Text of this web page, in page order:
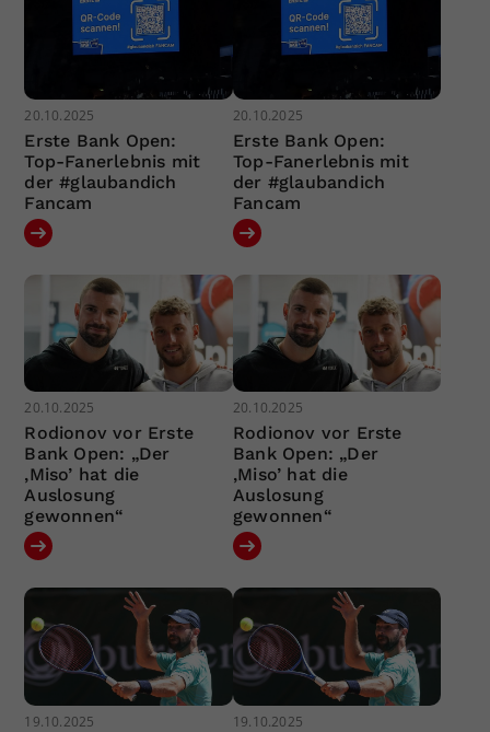
20.10.2025
Erste Bank Open:
Top-Fanerlebnis mit
der #glaubandich
Fancam
20.10.2025
Erste Bank Open:
Top-Fanerlebnis mit
der #glaubandich
Fancam
20.10.2025
Rodionov vor Erste
Bank Open: „Der
‚Miso’ hat die
Auslosung
gewonnen“
20.10.2025
Rodionov vor Erste
Bank Open: „Der
‚Miso’ hat die
Auslosung
gewonnen“
19.10.2025 19.10.2025